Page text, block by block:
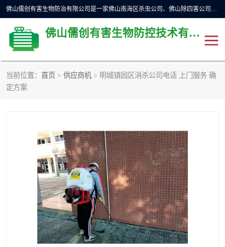
佛山儒创有害生物防治有限公司是一家佛山南海区杀虫公司、佛山除四害公司、佛山灭白蚁公司、佛山白蚁防治公司，让您远离虫害困扰。要问佛山白蚁防治哪家好？佛山儒创有害生物防治有限公司全佛山、广州，正规公司，上门勘查，可靠，售后有保障。
佛山儒创有害生物防控技术有限公司
当前位置： 首页 > 供应商机 > 明城镇园区消杀公司电话 上门服务 确
定方案
除四害公司
佛山灭白蚁公司 佛山杀虫公司
佛山除四害公司 灭鼠
灭蜱虫 消杀
灭苍蝇 灭跳蚤
灭蚊虫 灭蟑螂